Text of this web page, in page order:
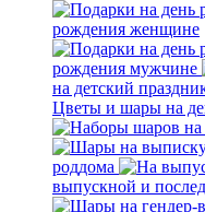
рождения женщине
рождения мужчине
на детский
Цветы и шары на
роддома
выпускной и